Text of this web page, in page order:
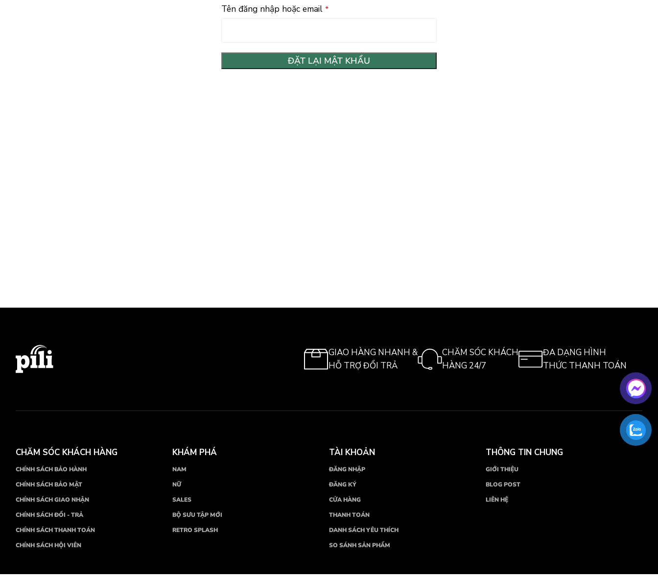
Tên đăng nhập hoặc email *
ĐẶT LẠI MẬT KHẨU
GIAO HÀNG NHANH &
HỖ TRỢ ĐỔI TRẢ
CHĂM SÓC KHÁCH
HÀNG 24/7
ĐA DẠNG HÌNH
THỨC THANH TOÁN
CHĂM SÓC KHÁCH HÀNG
CHÍNH SÁCH BẢO HÀNH
CHÍNH SÁCH BẢO MẬT
CHÍNH SÁCH GIAO NHẬN
CHÍNH SÁCH ĐỔI - TRẢ
CHÍNH SÁCH THANH TOÁN
CHÍNH SÁCH HỘI VIÊN
KHÁM PHÁ
NAM
NỮ
SALES
BỘ SƯU TẬP MỚI
RETRO SPLASH
TÀI KHOẢN
ĐĂNG NHẬP
ĐĂNG KÝ
CỬA HÀNG
THANH TOÁN
DANH SÁCH YÊU THÍCH
SO SÁNH SẢN PHẨM
THÔNG TIN CHUNG
GIỚI THIỆU
BLOG POST
LIÊN HỆ